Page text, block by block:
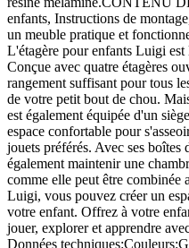
enfants, Instructions de
un meuble pratique et
L'étagère pour enfants Luigi
Conçue avec quatre étagères
rangement suffisant pour tous
de votre petit bout de chou.
est également équipée d'un
espace confortable pour
jouets préférés. Avec ses boîtes
également maintenir une
comme elle peut être combinée
Luigi, vous pouvez créer un
votre enfant. Offrez à votre
jouer, explorer et apprendre
Données